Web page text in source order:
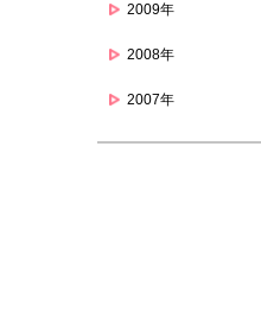
2009年
2008年
2007年